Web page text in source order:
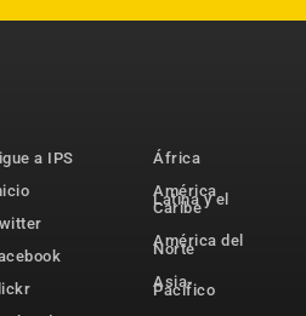
a IPS
África
América
Latina y el
Caribe
América del
Norte
Asia-
Pacífico